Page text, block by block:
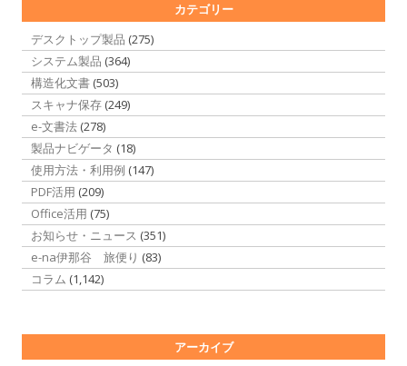
カテゴリー
デスクトップ製品 (275)
システム製品 (364)
構造化文書 (503)
スキャナ保存 (249)
e-文書法 (278)
製品ナビゲータ (18)
使用方法・利用例 (147)
PDF活用 (209)
Office活用 (75)
お知らせ・ニュース (351)
e-na伊那谷 旅便り (83)
コラム (1,142)
アーカイブ